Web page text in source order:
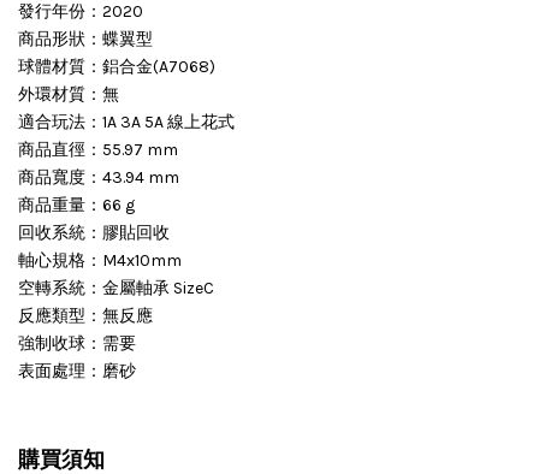
發行年份：2020
商品形狀：蝶翼型
球體材質：鋁合金(A7068)
外環材質：無
適合玩法：1A 3A 5A 線上花式
商品直徑：55.97 mm
商品寬度：43.94 mm
商品重量：66 g
回收系統：膠貼回收
軸心規格：M4x10mm
空轉系統：金屬軸承 SizeC
反應類型：無反應
強制收球：需要
表面處理：磨砂
購買須知